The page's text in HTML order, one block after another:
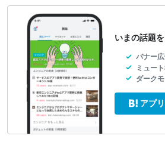
いまの話題
バナー
ミュー
ダーク
アプ